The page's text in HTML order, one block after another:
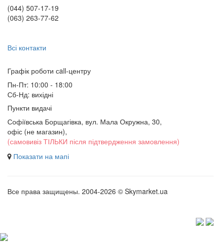
(044) 507-17-19
(063) 263-77-62
Всі контакти
Графік роботи сall-центру
Пн-Пт: 10:00 - 18:00
Сб-Нд: вихідні
Пункти видачі
Софіївська Борщагівка, вул. Мала Окружна, 30,
офіс (не магазин),
(самовивіз ТІЛЬКИ після підтвердження замовлення)
Показати на мапі
Все права защищены. 2004-2026 © Skymarket.ua